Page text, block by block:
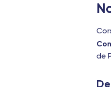
de